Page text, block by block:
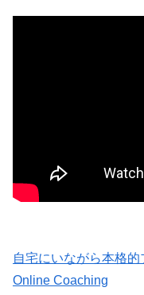
自宅にいながら本格
Online Coaching